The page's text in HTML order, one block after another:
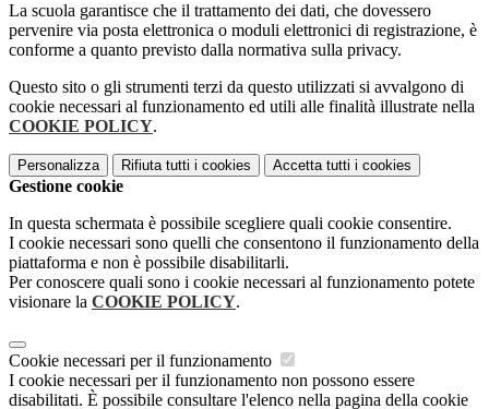
La scuola garantisce che il trattamento dei dati, che dovessero
pervenire via posta elettronica o moduli elettronici di registrazione, è
conforme a quanto previsto dalla normativa sulla privacy.
Questo sito o gli strumenti terzi da questo utilizzati si avvalgono di
cookie necessari al funzionamento ed utili alle finalità illustrate nella
COOKIE POLICY.
Personalizza Rifiuta tutti i cookies Accetta tutti i cookies
Gestione cookie
In questa schermata è possibile scegliere quali cookie consentire.
I cookie necessari sono quelli che consentono il funzionamento della
piattaforma e non è possibile disabilitarli.
Per conoscere quali sono i cookie necessari al funzionamento potete
visionare la COOKIE POLICY.
Cookie necessari per il funzionamento
I cookie necessari per il funzionamento non possono essere
disabilitati. È possibile consultare l'elenco nella pagina della cookie